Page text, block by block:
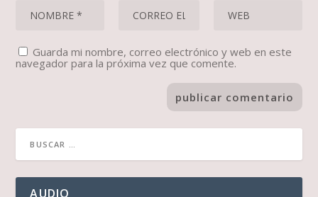
Guarda mi nombre, correo electrónico y web en este
navegador para la próxima vez que comente.
AUDIO